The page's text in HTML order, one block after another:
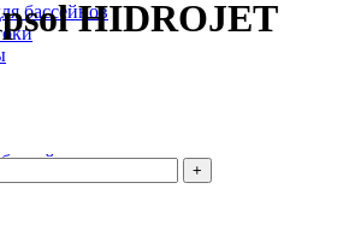
бассейновHIDROJET